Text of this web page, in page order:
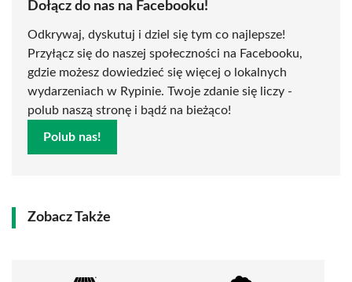
Dołącz do nas na Facebooku!
Odkrywaj, dyskutuj i dziel się tym co najlepsze!
Przyłącz się do naszej społeczności na Facebooku,
gdzie możesz dowiedzieć się więcej o lokalnych
wydarzeniach w Rypinie. Twoje zdanie się liczy -
polub naszą stronę i bądź na bieżąco!
Polub nas!
Zobacz Także